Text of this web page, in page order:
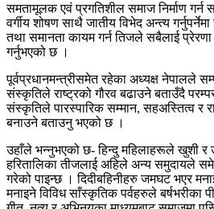
समतामूलक एवं प्रगतिशील समाज निर्माण गर्न
वर्गीय शोषण साथै जातीय विभेद अन्त्य
तथा समानता कायम गर्न तिजले सबैलाई प्रेरणा
गर्नुभएको छ ।
पूर्वप्रधानमन्त्रीसमेत रहेका अध्यक्ष नेपालले
संस्कृतिले राष्ट्रको गौरव बढाउने बताउँदै
संस्कृतिले पारस्पारिक सम्मान, सहअस्तित्व र
बनाउने बताउनु भएको छ ।
उहाँले भन्नुभएको छ- हिन्दु महिलाहरूले खुशी र
हरितालिका तीजलाई अहिले अन्य समुदायले
गरेको पाइन्छ । दिदीबहिनीहरु जमघट भएर
मनाइने विविध साँस्कृतिक पर्वहरुले बर्षभरीका